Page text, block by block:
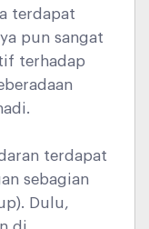
terdapat
pun sangat
terhadap
terdapat
sebagian
Dulu,